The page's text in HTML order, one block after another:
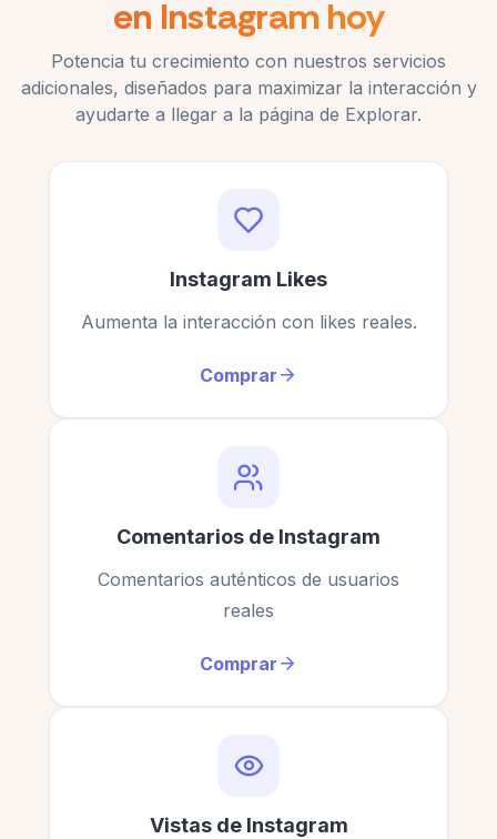
en Instagram hoy
Potencia tu crecimiento con nuestros servicios
adicionales, diseñados para maximizar la interacción y
ayudarte a llegar a la página de Explorar.
Instagram Likes
Aumenta la interacción con likes reales.
Comprar
Comentarios de Instagram
Comentarios auténticos de usuarios
reales
Comprar
Vistas de Instagram